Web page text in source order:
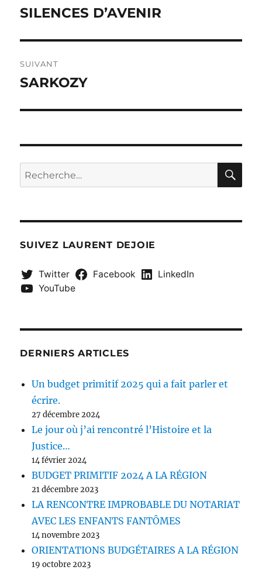
de
Publication
SILENCES D’AVENIR
SUIVANT
Publication
SARKOZY
Recherche
pour :
SUIVEZ LAURENT DEJOIE
Twitter Facebook
LinkedIn
YouTube
DERNIERS ARTICLES
Un budget primitif 2025 qui a fait parler et
écrire.
27 décembre 2024
Le jour où j’ai rencontré l’Histoire et la
Justice…
14 février 2024
BUDGET PRIMITIF 2024 A LA RÉGION
21 décembre 2023
LA RENCONTRE IMPROBABLE DU NOTARIAT
AVEC LES ENFANTS FANTÔMES
14 novembre 2023
ORIENTATIONS BUDGÉTAIRES A LA RÉGION
19 octobre 2023